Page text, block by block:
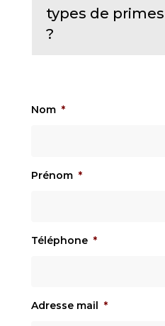
types de
?
Nom *
Prénom *
Téléphone *
Adresse mail *